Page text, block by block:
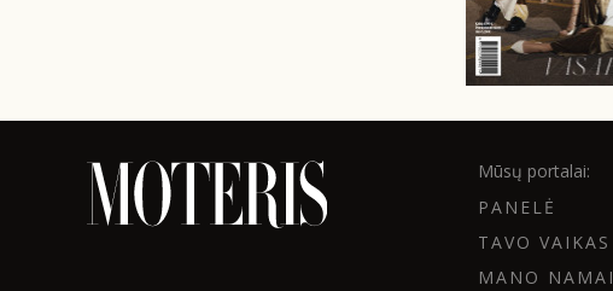
Mūsų portalai:
PANELĖ
TAVO VAIKAS
MANO NAMAI